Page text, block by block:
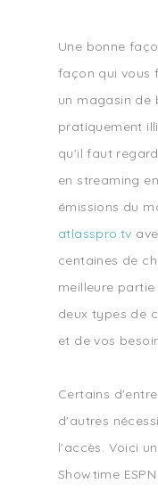
Une bonne
façon qui vous
un magasin de
pratiquement
qu'il faut
en streaming
émissions du
atlasspro.tv
centaines de
meilleure
deux types de
et de vos
Certains
d'autres
l'accès. Voici
Showtime